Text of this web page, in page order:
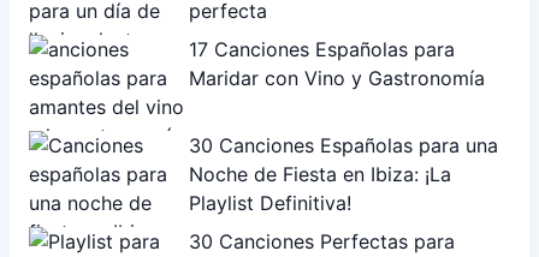
perfecta
17 Canciones Españolas para
Maridar con Vino y Gastronomía
30 Canciones Españolas para una
Noche de Fiesta en Ibiza: ¡La
Playlist Definitiva!
30 Canciones Perfectas para